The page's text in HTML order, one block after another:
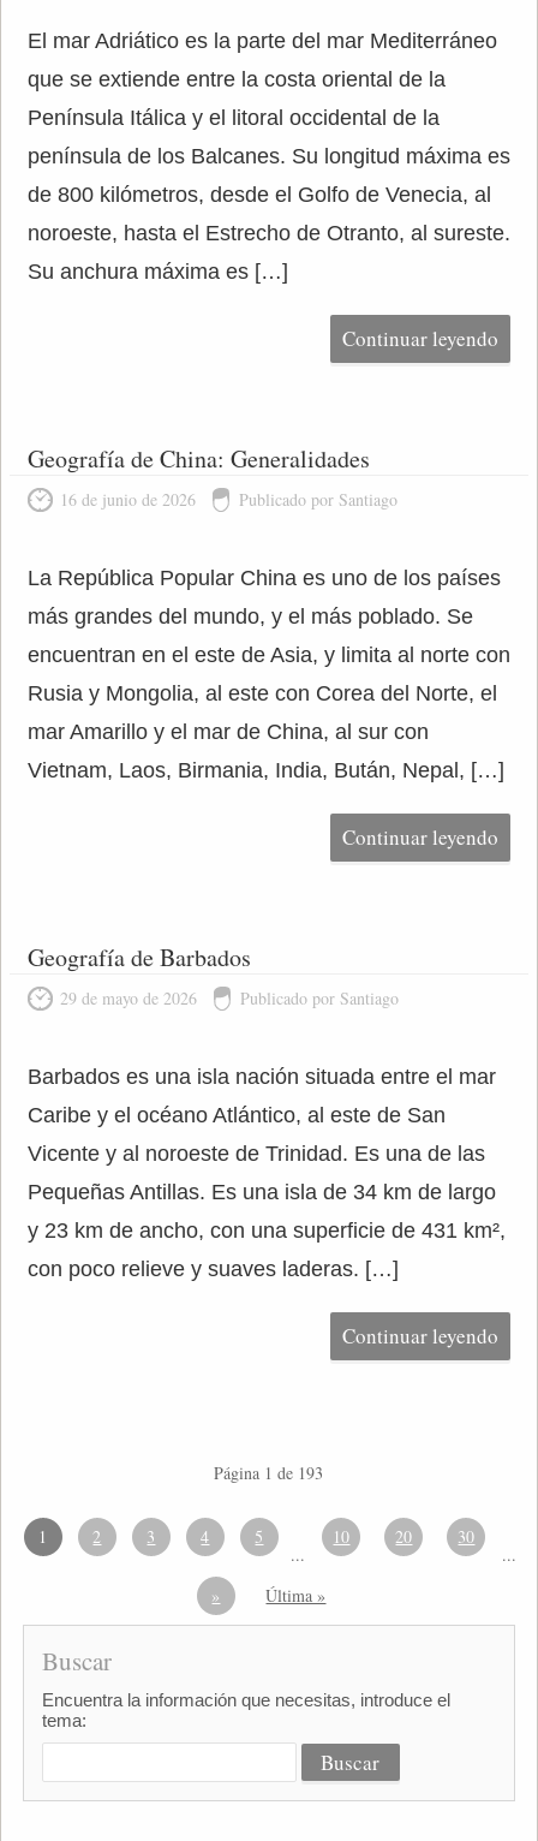
El mar Adriático es la parte del mar Mediterráneo
que se extiende entre la costa oriental de la
Península Itálica y el litoral occidental de la
península de los Balcanes. Su longitud máxima es
de 800 kilómetros, desde el Golfo de Venecia, al
noroeste, hasta el Estrecho de Otranto, al sureste.
Su anchura máxima es […]
Continuar leyendo
Geografía de China: Generalidades
16 de junio de 2026 Publicado por Santiago
La República Popular China es uno de los países
más grandes del mundo, y el más poblado. Se
encuentran en el este de Asia, y limita al norte con
Rusia y Mongolia, al este con Corea del Norte, el
mar Amarillo y el mar de China, al sur con
Vietnam, Laos, Birmania, India, Bután, Nepal, […]
Continuar leyendo
Geografía de Barbados
29 de mayo de 2026 Publicado por Santiago
Barbados es una isla nación situada entre el mar
Caribe y el océano Atlántico, al este de San
Vicente y al noroeste de Trinidad. Es una de las
Pequeñas Antillas. Es una isla de 34 km de largo
y 23 km de ancho, con una superficie de 431 km²,
con poco relieve y suaves laderas. […]
Continuar leyendo
Página 1 de 193
1 2 3 4 5
...
10 20 30
...
»
Última »
Buscar
Encuentra la información que necesitas, introduce el
tema: